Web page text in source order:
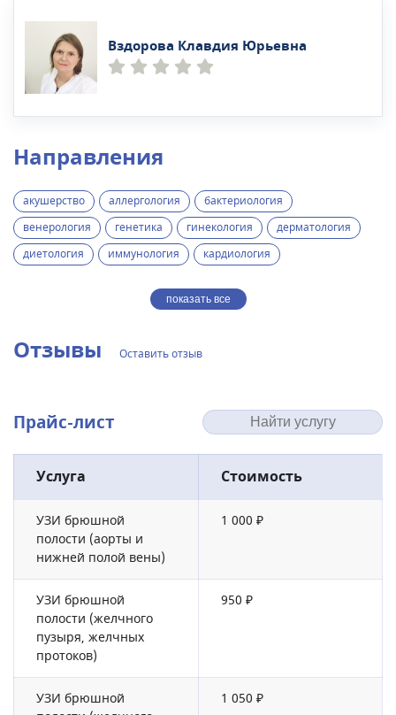
Вздорова Клавдия Юрьевна
Направления
акушерство аллергология
бактериология
венерология
генетика гинекология
дерматология
диетология
иммунология кардиология
показать все
Отзывы Оставить отзыв
Прайс-лист
Услуга Стоимость
УЗИ брюшной
полости (аорты и
нижней полой вены)
1 000 ₽
УЗИ брюшной
полости (желчного
пузыря, желчных
протоков)
950 ₽
УЗИ брюшной
1 050 ₽